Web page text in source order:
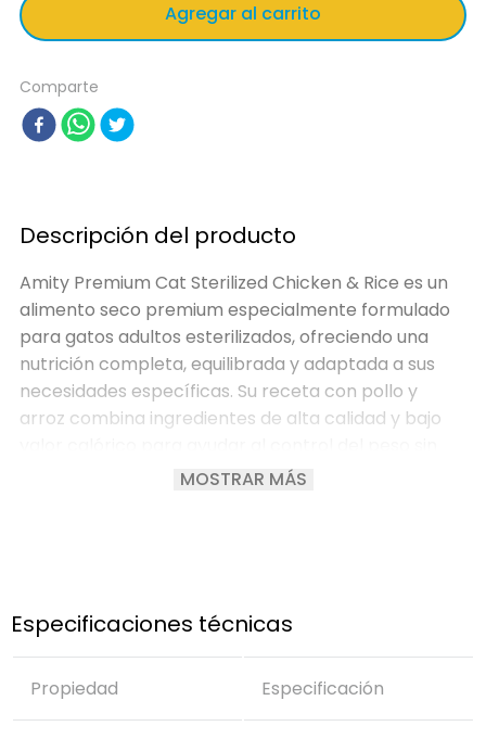
Agregar al carrito
Comparte
Descripción del producto
Amity Premium Cat Sterilized Chicken & Rice es un
alimento seco premium especialmente formulado
para gatos adultos esterilizados, ofreciendo una
nutrición completa, equilibrada y adaptada a sus
necesidades específicas. Su receta con pollo y
arroz combina ingredientes de alta calidad y bajo
dejar de aportar energía, sabor y bienestar diario.
proteínas de alta calidad para ayudar al
mantenimiento de la masa muscular y una
condición corporal saludable.
►Ayuda al control del peso
MOSTRAR MÁS
Especificaciones técnicas
Propiedad Especificación